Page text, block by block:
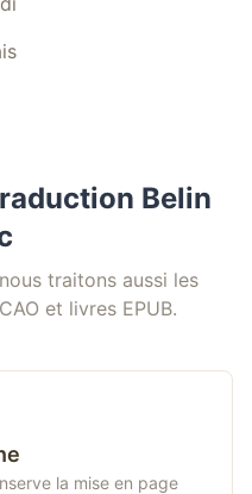
Belin
traitons aussi les
et livres EPUB.
la mise en page